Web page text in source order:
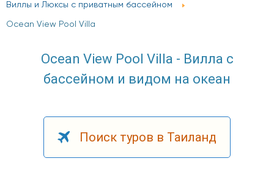
Виллы и Люксы с приватным бассейном
Ocean View Pool Villa
Ocean View Pool Villa - Вилла с
бассейном и видом на океан
Поиск туров в Таиланд